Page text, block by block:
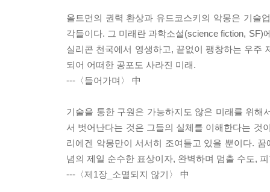
올트먼의 권력 환상과 유드코스키의 악몽은 기술
각들이다. 그 미래란 과학소설(science fiction, SF)
실리콘 천국에서 영생하고, 끝없이 팽창하는 우주
되어 어떠한 공포도 사라진 미래.
---〈들어가며〉 中
기술을 통한 구원은 가능하지도 않은 미래를 위
서 벗어난다는 것은 그들의 실체를 이해한다는 것
리에겐 악몽만이 서서히 조여들고 있을 뿐이다.
념의 제일 순수한 표상이자, 완벽하며 멈출 수도,
---〈제1장_소멸되지 않기〉 中